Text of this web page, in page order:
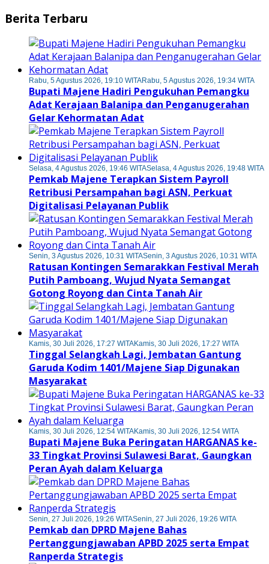
Berita Terbaru
Rabu, 5 Agustus 2026, 19:10 WITARabu, 5 Agustus 2026, 19:34 WITA
Bupati Majene Hadiri Pengukuhan Pemangku
Adat Kerajaan Balanipa dan Penganugerahan
Gelar Kehormatan Adat
Selasa, 4 Agustus 2026, 19:46 WITASelasa, 4 Agustus 2026, 19:48 WITA
Pemkab Majene Terapkan Sistem Payroll
Retribusi Persampahan bagi ASN, Perkuat
Digitalisasi Pelayanan Publik
Senin, 3 Agustus 2026, 10:31 WITASenin, 3 Agustus 2026, 10:31 WITA
Ratusan Kontingen Semarakkan Festival Merah
Putih Pamboang, Wujud Nyata Semangat
Gotong Royong dan Cinta Tanah Air
Kamis, 30 Juli 2026, 17:27 WITAKamis, 30 Juli 2026, 17:27 WITA
Tinggal Selangkah Lagi, Jembatan Gantung
Garuda Kodim 1401/Majene Siap Digunakan
Masyarakat
Kamis, 30 Juli 2026, 12:54 WITAKamis, 30 Juli 2026, 12:54 WITA
Bupati Majene Buka Peringatan HARGANAS ke-
33 Tingkat Provinsi Sulawesi Barat, Gaungkan
Peran Ayah dalam Keluarga
Senin, 27 Juli 2026, 19:26 WITASenin, 27 Juli 2026, 19:26 WITA
Pemkab dan DPRD Majene Bahas
Pertanggungjawaban APBD 2025 serta Empat
Ranperda Strategis